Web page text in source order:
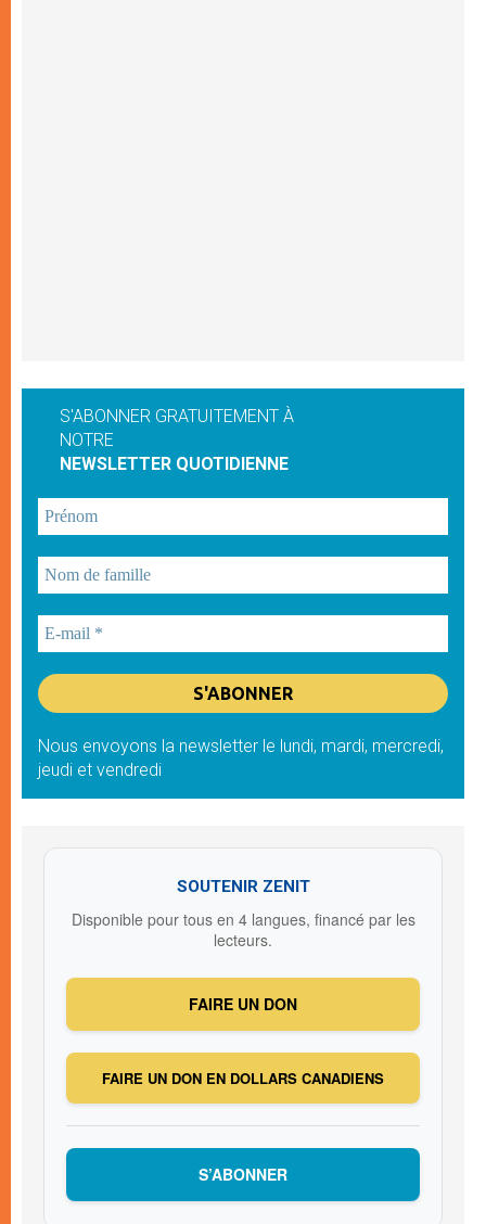
S'ABONNER GRATUITEMENT À
NOTRE
NEWSLETTER QUOTIDIENNE
Nous envoyons la newsletter le lundi, mardi, mercredi,
jeudi et vendredi
SOUTENIR ZENIT
Disponible pour tous en 4 langues, financé par les
lecteurs.
FAIRE UN DON
FAIRE UN DON EN DOLLARS CANADIENS
S’ABONNER